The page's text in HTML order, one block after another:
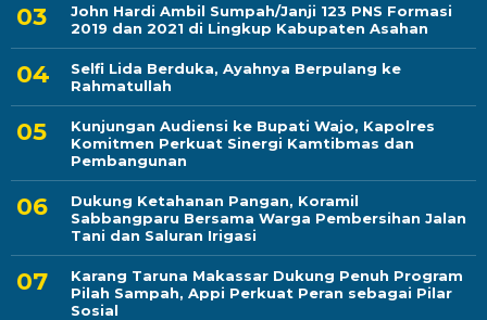
John Hardi Ambil Sumpah/Janji 123 PNS Formasi
2019 dan 2021 di Lingkup Kabupaten Asahan
Selfi Lida Berduka, Ayahnya Berpulang ke
Rahmatullah
Kunjungan Audiensi ke Bupati Wajo, Kapolres
Komitmen Perkuat Sinergi Kamtibmas dan
Pembangunan
Dukung Ketahanan Pangan, Koramil
Sabbangparu Bersama Warga Pembersihan Jalan
Tani dan Saluran Irigasi
Karang Taruna Makassar Dukung Penuh Program
Pilah Sampah, Appi Perkuat Peran sebagai Pilar
Sosial